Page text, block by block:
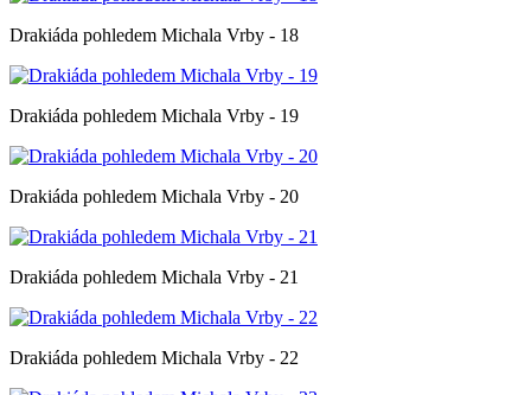
Drakiáda pohledem Michala Vrby - 18
Drakiáda pohledem Michala Vrby - 19
Drakiáda pohledem Michala Vrby - 20
Drakiáda pohledem Michala Vrby - 21
Drakiáda pohledem Michala Vrby - 22